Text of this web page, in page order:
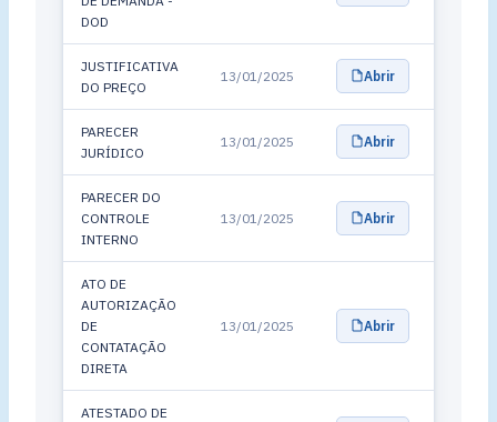
DOD
JUSTIFICATIVA
DO PREÇO
13/01/2025 Abrir
PARECER
JURÍDICO
13/01/2025 Abrir
PARECER DO
CONTROLE
INTERNO
13/01/2025 Abrir
ATO DE
AUTORIZAÇÃO
DE
CONTATAÇÃO
DIRETA
13/01/2025 Abrir
ATESTADO DE